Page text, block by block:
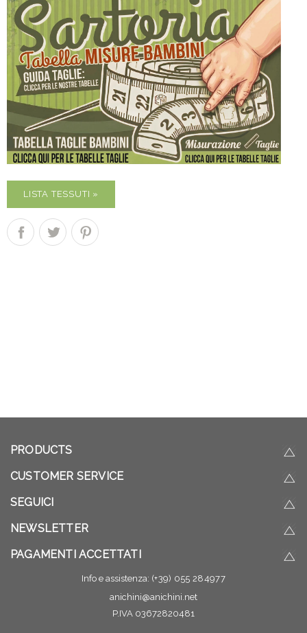
LISTA TESSUTI »
PRODUCTS
CUSTOMER SERVICE
SEGUICI
NEWSLETTER
PAGAMENTI ACCETTATI
Info e assistenza: (+39) 055 284977
anichini@anichini.net
P.IVA 03672820481